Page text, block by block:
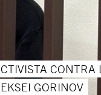
CONTRA
GORINOV